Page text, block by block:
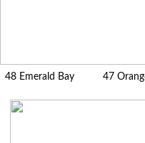
48 Emerald Bay 47